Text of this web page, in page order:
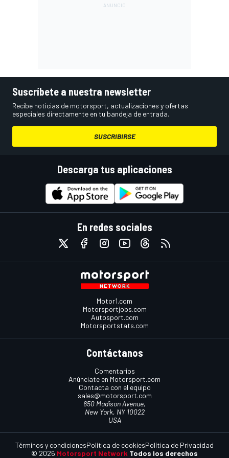
Suscríbete a nuestra newsletter
Recibe noticias de motorsport, actualizaciones y ofertas
especiales directamente en tu bandeja de entrada.
SUSCRIBIRSE
Descarga tus aplicaciones
En redes sociales
Motor1.com
Motorsportjobs.com
Autosport.com
Motorsportstats.com
Contáctanos
Comentarios
Anúnciate en Motorsport.com
Contacta con el equipo
sales@motorsport.com
650 Madison Avenue,
New York, NY 10022
USA
© 2026 Motorsport Network Todos los derechos
Términos y condicionesPolítica de cookiesPolítica de Privacidad